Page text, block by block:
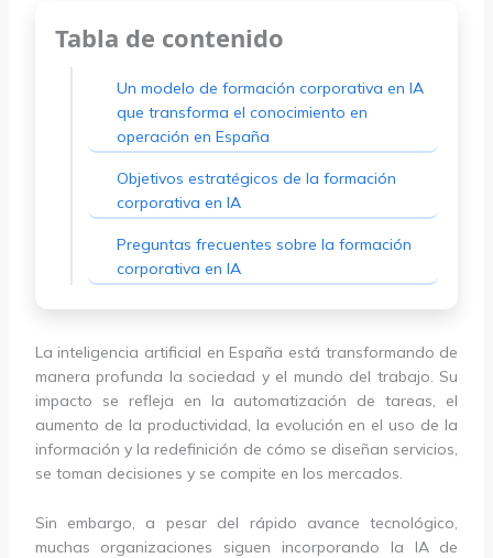
Tabla de contenido
Un modelo de formación corporativa en IA
que transforma el conocimiento en
operación en España
Objetivos estratégicos de la formación
corporativa en IA
Preguntas frecuentes sobre la formación
corporativa en IA
La inteligencia artificial en España está transformando de
manera profunda la sociedad y el mundo del trabajo. Su
impacto se refleja en la automatización de tareas, el
aumento de la productividad, la evolución en el uso de la
información y la redefinición de cómo se diseñan servicios,
se toman decisiones y se compite en los mercados.
Sin embargo, a pesar del rápido avance tecnológico,
muchas organizaciones siguen incorporando la IA de